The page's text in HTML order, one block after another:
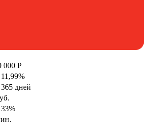
000 Р
дней